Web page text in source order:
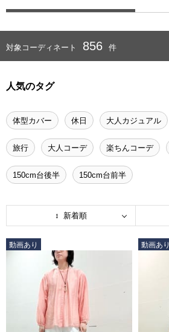
対象コーディネート 856 件
人気のタグ
体型カバー 休日 大人カジュアル
旅行 大人コーデ 楽ちんコーデ
150cm台後半 150cm台前半
新着順
動画あり 動画あり